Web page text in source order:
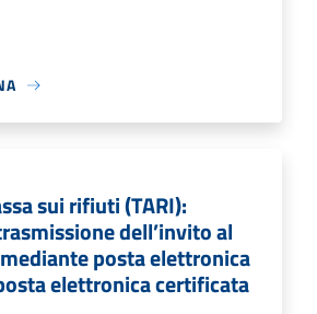
sui rifiuti (TARI):
dell’invito al
posta elettronica
elettronica certificata